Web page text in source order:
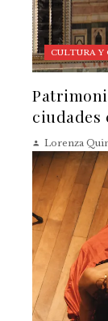
CULTURA Y
ciudades
Lorenza